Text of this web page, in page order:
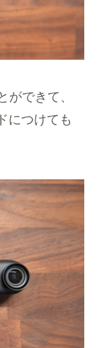
ができて、
につけても